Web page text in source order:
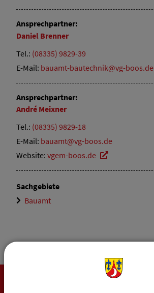
Ansprechpartner:
Daniel Brenner
Tel.: (08335) 9829-39
E-Mail: bauamt-bautechnik@vg-boos.de
Ansprechpartner:
André Meixner
Tel.: (08335) 9829-18
E-Mail: bauamt@vg-boos.de
Website: vgem-boos.de
Sachgebiete
Bauamt